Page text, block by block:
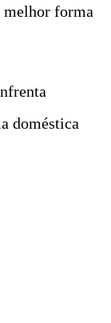
melhor forma
doméstica